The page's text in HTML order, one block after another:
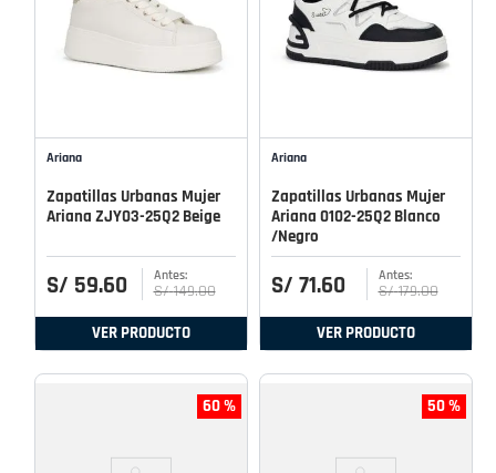
Ariana
Zapatillas Urbanas Mujer
Ariana ZJY03-25Q2 Beige
S/ 59.60 S/ 149.00
VER PRODUCTO
Ariana
Zapatillas Urbanas Mujer
Ariana 0102-25Q2 Blanco
/Negro
S/ 71.60 S/ 179.00
VER PRODUCTO
60 % 50 %